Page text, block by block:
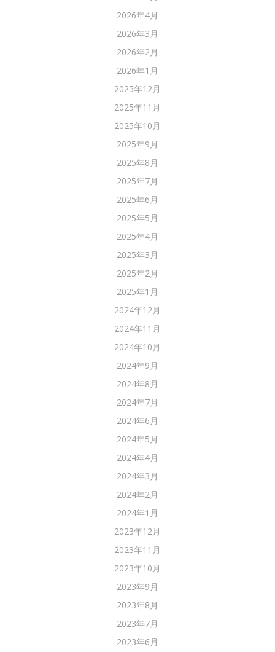
2026年4月
2026年3月
2026年2月
2026年1月
2025年12月
2025年11月
2025年10月
2025年9月
2025年8月
2025年7月
2025年6月
2025年5月
2025年4月
2025年3月
2025年2月
2025年1月
2024年12月
2024年11月
2024年10月
2024年9月
2024年8月
2024年7月
2024年6月
2024年5月
2024年4月
2024年3月
2024年2月
2024年1月
2023年12月
2023年11月
2023年10月
2023年9月
2023年8月
2023年7月
2023年6月